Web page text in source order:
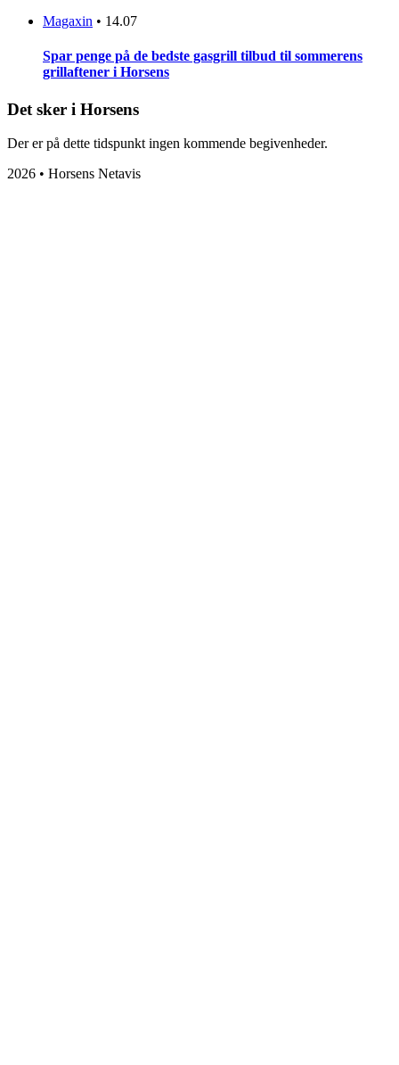
Magaxin • 14.07
Spar penge på de bedste gasgrill tilbud til sommerens
grillaftener i Horsens
Det sker i Horsens
Der er på dette tidspunkt ingen kommende begivenheder.
2026 • Horsens Netavis